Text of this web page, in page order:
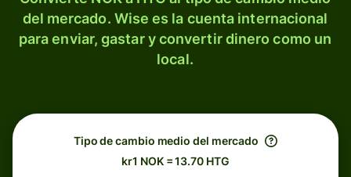
del mercado. Wise es la cuenta internacional
para enviar, gastar y convertir dinero como un
local.
Tipo de cambio medio del mercado
kr1 NOK = 13.70 HTG